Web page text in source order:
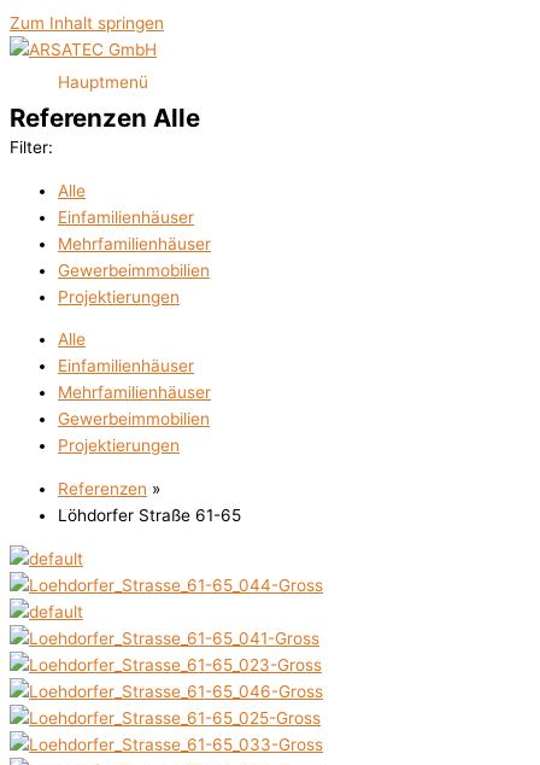
Zum Inhalt springen
Hauptmenü
Referenzen Alle
Filter:
Alle
Einfamilienhäuser
Mehrfamilienhäuser
Gewerbeimmobilien
Projektierungen
Alle
Einfamilienhäuser
Mehrfamilienhäuser
Gewerbeimmobilien
Projektierungen
Referenzen »
Löhdorfer Straße 61-65